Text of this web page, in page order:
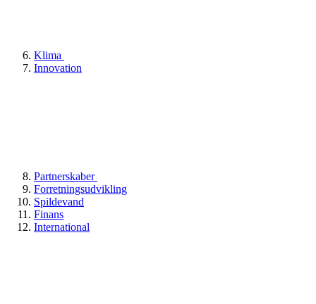
Klima
Innovation
Partnerskaber
Forretningsudvikling
Spildevand
Finans
International